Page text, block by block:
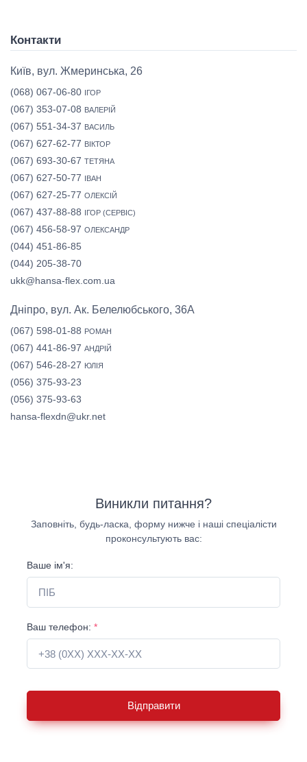
Контакти
Київ, вул. Жмеринська, 26
(068) 067-06-80 ІГОР
(067) 353-07-08 ВАЛЕРІЙ
(067) 551-34-37 ВАСИЛЬ
(067) 627-62-77 ВІКТОР
(067) 693-30-67 ТЕТЯНА
(067) 627-50-77 ІВАН
(067) 627-25-77 ОЛЕКСІЙ
(067) 437-88-88 ІГОР (СЕРВІС)
(067) 456-58-97 ОЛЕКСАНДР
(044) 451-86-85
(044) 205-38-70
ukk@hansa-flex.com.ua
Дніпро, вул. Ак. Белелюбського, 36А
(067) 598-01-88 РОМАН
(067) 441-86-97 АНДРІЙ
(067) 546-28-27 ЮЛІЯ
(056) 375-93-23
(056) 375-93-63
hansa-flexdn@ukr.net
Виникли питання?
Заповніть, будь-ласка, форму нижче і наші спеціалісти
проконсультують вас:
Ваше ім'я:
Ваш телефон: *
Відправити